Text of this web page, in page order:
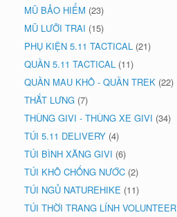
MŨ BẢO HIỂM (23)
MŨ LƯỠI TRAI (15)
PHỤ KIỆN 5.11 TACTICAL (21)
QUẦN 5.11 TACTICAL (11)
QUẦN MAU KHÔ - QUẦN TREK (22)
THẮT LƯNG (7)
THÙNG GIVI - THÙNG XE GIVI (34)
TÚI 5.11 DELIVERY (4)
TÚI BÌNH XĂNG GIVI (6)
TÚI KHÔ CHỐNG NƯỚC (2)
TÚI NGỦ NATUREHIKE (11)
TÚI THỜI TRANG LÍNH VOLUNTEER